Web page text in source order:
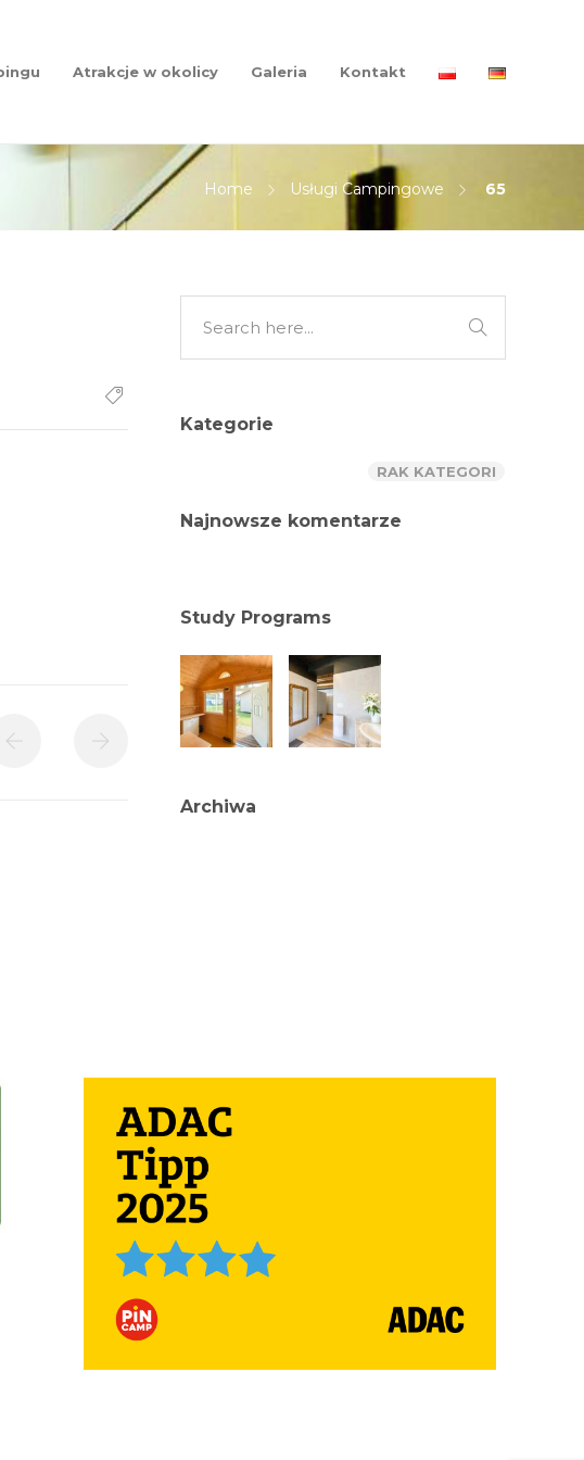
Atrakcje w okolicy Galeria Kontakt
Home Usługi Campingowe 65
Kategorie
RAK KATEGORI
Najnowsze komentarze
Study Programs
Archiwa